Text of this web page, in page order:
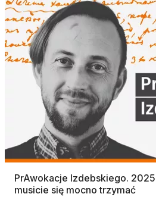
PrAwokacje Izdebskiego.
musicie się mocno trzymać